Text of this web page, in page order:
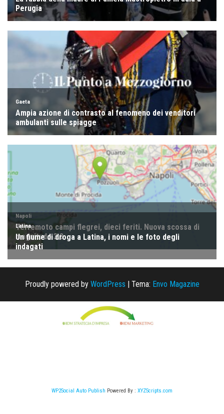
Proudly powered by WordPress | Tema: Envo Magazine
WP2Social Auto Publish Powered By : XYZScripts.com